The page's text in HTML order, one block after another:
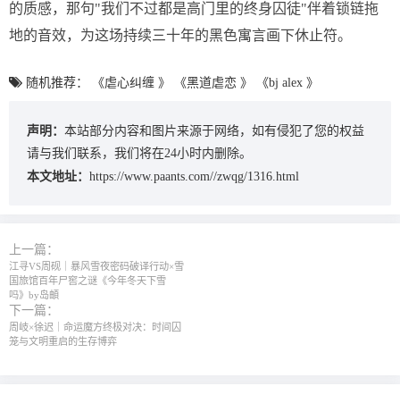
的质感，那句"我们不过都是高门里的终身囚徒"伴着锁链拖
地的音效，为这场持续三十年的黑色寓言画下休止符。
随机推荐： 《虐心纠缠 》 《黑道虐恋 》 《bj alex 》
声明： 本站部分内容和图片来源于网络，如有侵犯了您的权益
请与我们联系，我们将在24小时内删除。
本文地址： https://www.paants.com//zwqg/1316.html
上一篇：
江寻VS周砚｜暴风雪夜密码破译行动×雪
国旅馆百年尸窖之谜《今年冬天下雪
吗》by岛頔
下一篇：
周岐×徐迟｜命运魔方终极对决：时间囚
笼与文明重启的生存博弈